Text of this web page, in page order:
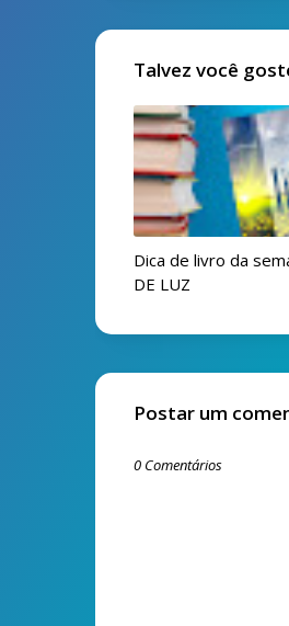
Talvez você
Dica de livro da
DE LUZ
Postar um
0 Comentários